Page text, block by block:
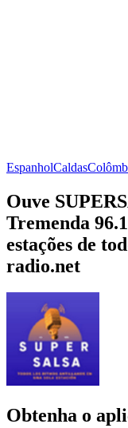
EspanholCaldas
Ouve
Tremenda
estações de
radio.net
Obtenha o